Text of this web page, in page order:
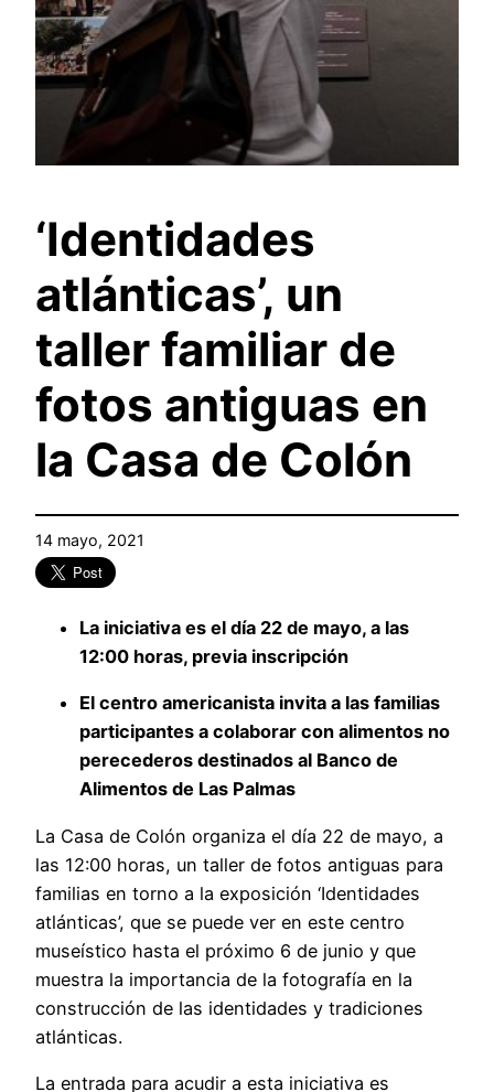
‘Identidades
atlánticas’, un
taller familiar de
fotos antiguas en
la Casa de Colón
14 mayo, 2021
La iniciativa es el día 22 de mayo, a las
12:00 horas, previa inscripción
El centro americanista invita a las familias
participantes a colaborar con alimentos no
perecederos destinados al Banco de
Alimentos de Las Palmas
La Casa de Colón organiza el día 22 de mayo, a
las 12:00 horas, un taller de fotos antiguas para
familias en torno a la exposición ‘Identidades
atlánticas’, que se puede ver en este centro
museístico hasta el próximo 6 de junio y que
muestra la importancia de la fotografía en la
construcción de las identidades y tradiciones
atlánticas.
La entrada para acudir a esta iniciativa es